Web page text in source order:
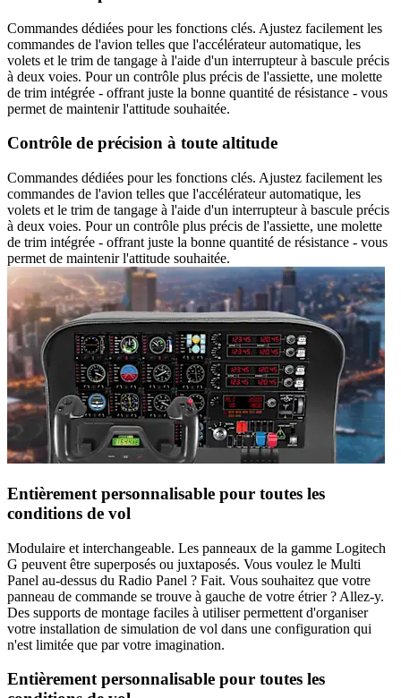
Commandes dédiées pour les fonctions clés. Ajustez facilement les
commandes de l'avion telles que l'accélérateur automatique, les
volets et le trim de tangage à l'aide d'un interrupteur à bascule précis
à deux voies. Pour un contrôle plus précis de l'assiette, une molette
de trim intégrée - offrant juste la bonne quantité de résistance - vous
permet de maintenir l'attitude souhaitée.
Contrôle de précision à toute altitude
Commandes dédiées pour les fonctions clés. Ajustez facilement les
commandes de l'avion telles que l'accélérateur automatique, les
volets et le trim de tangage à l'aide d'un interrupteur à bascule précis
à deux voies. Pour un contrôle plus précis de l'assiette, une molette
de trim intégrée - offrant juste la bonne quantité de résistance - vous
permet de maintenir l'attitude souhaitée.
Entièrement personnalisable pour toutes les
conditions de vol
Modulaire et interchangeable. Les panneaux de la gamme Logitech
G peuvent être superposés ou juxtaposés. Vous voulez le Multi
Panel au-dessus du Radio Panel ? Fait. Vous souhaitez que votre
panneau de commande se trouve à gauche de votre étrier ? Allez-y.
Des supports de montage faciles à utiliser permettent d'organiser
votre installation de simulation de vol dans une configuration qui
n'est limitée que par votre imagination.
Entièrement personnalisable pour toutes les